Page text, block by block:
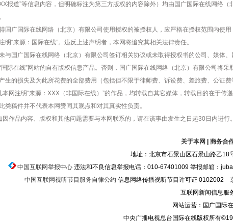
报道”等信息内容，但明确标注为第三方版权的内容除外）均由国广国际在线网络（
国广国际在线网络（北京）有限公司使用授权的被授权人，应严格在授权范围内使
明“来源：国际在线”。违反上述声明者，本网将追究其相关法律责任。
与国广国际在线网络（北京）有限公司签订相关协议或未取得授权书的公司、媒体、
国际在线”网站的自有版权信息产品。否则，国广国际在线网络（北京）有限公司将采
生的损失及为此所花费的全部费用（包括但不限于律师费、诉讼费、差旅费、公证费
本网注明“来源：XXX（非国际在线）”的作品，均转载自其它媒体，转载目的在于传
类稿件并不代表本网赞同其观点和对其真实性负责。
因作品内容、版权和其他问题需要与本网联系的，请在该事由发生之日起30日内进行。
关于本网 商务合
地址：北京市石景山区石景山路乙
中国互联网举报中心违法和不良信息举报电话：010-67401009 举报邮箱：
中国互联网视听节目服务自律公约 信息网络传播视听节目许可证 0102002
互联网新闻信息服
网站运营：国广国际
中央广播电视总台国际在线版权所有